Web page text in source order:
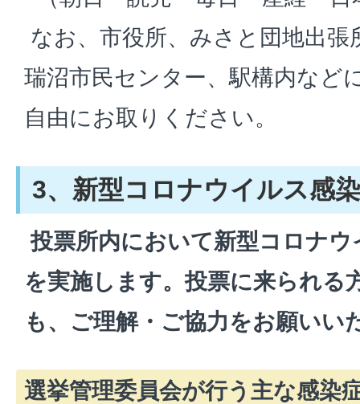
なお、市役所、みさと団地出張
瑞沼市民センター、駅構内など
自由にお取りください。
3、新型コロナウイルス感
投票所内において新型コロナウ
を実施します。投票に来られる
も、ご理解・ご協力をお願いい
選挙管理委員会が行う主な感染